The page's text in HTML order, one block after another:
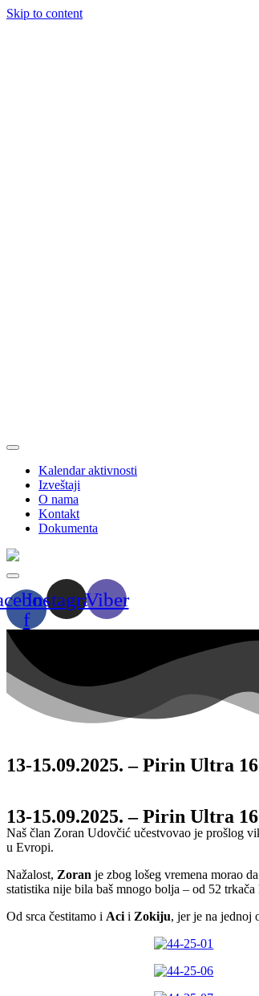
Skip to content
Kalendar aktivnosti
Izveštaji
O nama
Kontakt
Dokumenta
f
InstagramViber
13-15.09.2025. – Pirin Ultra
13-15.09.2025. – Pirin Ultra
Naš član Zoran Udovčić učestvovao je prošlog
u Evropi.
Nažalost, Zoran je zbog lošeg vremena morao
statistika nije bila baš mnogo bolja – od 52
Od srca čestitamo i Aci i Zokiju, jer je na jednoj